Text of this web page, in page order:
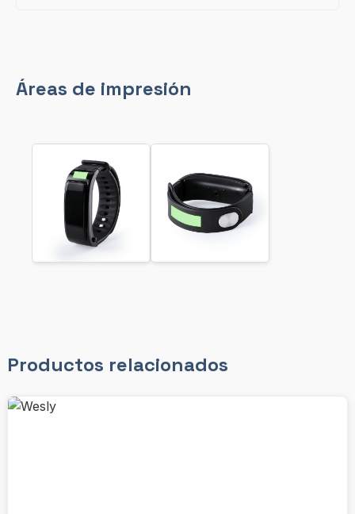
Áreas de impresión
Productos relacionados